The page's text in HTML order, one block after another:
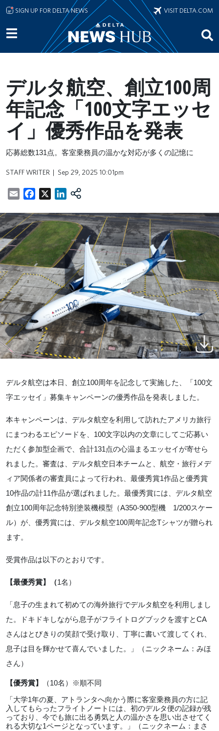
Skip to main content
SIGN UP FOR DELTA NEWS VISIT DELTA.COM
デルタ航空、創立100周
年記念「100文字エッセ
イ」優秀作品を発表
応募総数131点。客室乗務員の温かな対応が多くの記憶に
STAFF WRITER Sep 29, 2025 10:01pm
EmailFacebookLinkedIn
デルタ航空は本日、創立100周年を記念して実施した、「 100文
字エッセイ」募集キャンペーンの優秀作品を発表しました。
本キャンペーンは、デルタ航空を利用して訪れたアメリカ旅行
にまつわるエピソードを、 100文字以内の文章にしてご応募い
ただく参加型企画で、合計131点の心温まるエッセイが寄せら
れました。審査は、デルタ航空日本チームと、航空・旅行メデ
ィア関係者の審査員によって行われ、最優秀賞1作品と優秀賞
10作品の計11作品が選ばれました。最優秀賞には、デルタ航空
創立100周年記念特別塗装機模型（A350-900型機 1/200スケー
ル）が、優秀賞には、デルタ航空100周年記念Tシャツが贈られ
ます。
受賞作品は以下のとおりです。
【最優秀賞】（1名）
「息子の生まれて初めての海外旅行でデルタ航空を利用しまし
た。ドキドキしながら息子がフライトログブックを渡すとCA
さんはとびきりの笑顔で受け取り、丁寧に書いて渡してくれ、
息子は目を輝かせて喜んでいました。」（ニックネーム：みほ
さん）
【優秀賞】 （10名）※順不同
「大学1年の夏、アトランタへ向かう際に客室乗務員の方に記
入してもらったフライトノートには、初のデルタ便の記録が残
っており、今でも旅に出る勇気と人の温かさを思い出させてく
れる大切な1ページとなっています。」（ニックネーム：まさ